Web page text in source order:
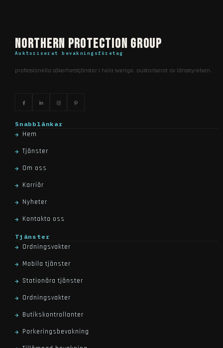
northern protection group
auktoriserat bevakningsföretag
professionella säkerhetstjänster i hela sverige. auktoriserat av länsstyrelsen.
snabblänkar
hem
tjänster
om oss
karriär
nyheter
kontakta oss
tjänster
ordningsvakter
mobila tjänster
stationära tjänster
ordningsvakter
butikskontrollanter
parkeringsbevakning